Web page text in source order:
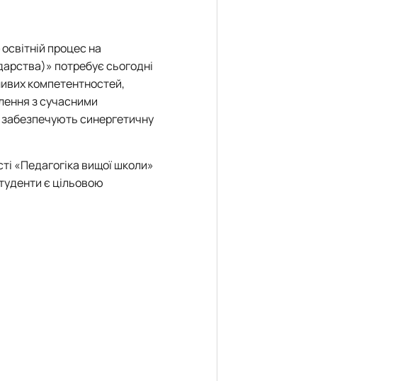
процес на
потребує сьогодні
компетентностей,
з сучасними
синергетичну
«Педагогіка вищої школи»
є цільовою